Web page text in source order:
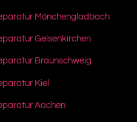
Mönchengladbach
Gelsenkirchen
Braunschweig
Kiel
Aachen